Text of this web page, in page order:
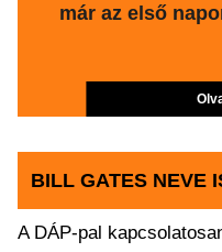
már az első
BILL GATES NEVE
A DÁP-pal